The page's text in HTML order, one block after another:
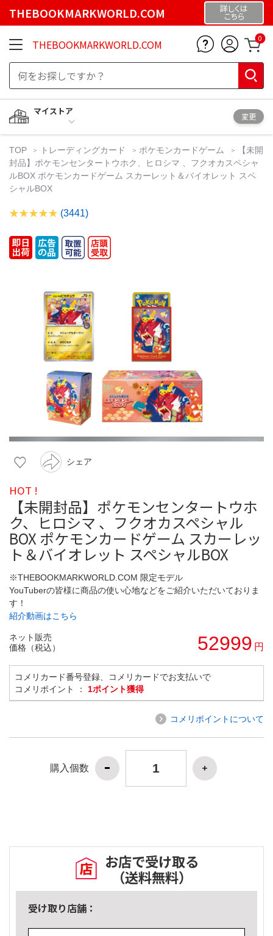
THEBOOKMARKWORLD.COM 詳しくは
こちら
THEBOOKMARKWORLD.COM 0
マイストア
変更
TOP トレーディングカード ポケモンカードゲーム
【未開
封品】ポケモンセンタートウホク、ヒロシマ 、フクオカスペシャ
ルBOX ポケモンカードゲーム スカーレット＆バイオレット スペ
シャルBOX
(3441)
シェア
HOT !
【未開封品】ポケモンセンタートウホ
ク、ヒロシマ 、フクオカスペシャル
BOX ポケモンカードゲーム スカーレッ
ト＆バイオレット スペシャルBOX
※THEBOOKMARKWORLD.COM 限定モデル
YouTuberの皆様に商品の使い心地などをご紹介いただいておりま
す！
紹介動画はこちら
ネット販売
価格（税込）
52999 円
コメリカード番号登録、コメリカードでお支払いで
コメリポイント ： 1ポイント獲得
コメリポイントについて
購入個数
お店で受け取る
（送料無料）
受け取り店舗：